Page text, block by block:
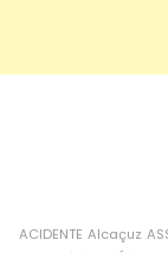
ACIDENTE Alcaçuz